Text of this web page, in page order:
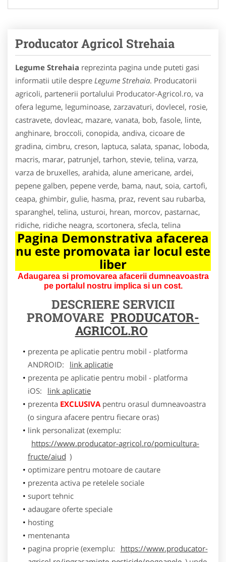
Producator Agricol Strehaia
Legume Strehaia reprezinta pagina unde puteti gasi
informatii utile despre Legume Strehaia. Producatorii
agricoli, partenerii portalului Producator-Agricol.ro, va
ofera legume, leguminoase, zarzavaturi, dovlecel, rosie,
castravete, dovleac, mazare, vanata, bob, fasole, linte,
anghinare, broccoli, conopida, andiva, cicoare de
gradina, cimbru, creson, laptuca, salata, spanac, loboda,
macris, marar, patrunjel, tarhon, stevie, telina, varza,
varza de bruxelles, arahida, alune americane, ardei,
pepene galben, pepene verde, bama, naut, soia, cartofi,
ceapa, ghimbir, gulie, hasma, praz, revent sau rubarba,
sparanghel, telina, usturoi, hrean, morcov, pastarnac,
ridiche, ridiche neagra, scortonera, sfecla, telina
Pagina Demonstrativa afacerea
nu este promovata iar locul este
liber
Adaugarea si promovarea afacerii dumneavoastra
pe portalul nostru implica si un cost.
DESCRIERE SERVICII
PROMOVARE PRODUCATOR-
AGRICOL.RO
prezenta pe aplicatie pentru mobil - platforma
ANDROID:
link aplicatie
prezenta pe aplicatie pentru mobil - platforma
iOS:
link aplicatie
prezenta EXCLUSIVApentru orasul dumneavoastra
(o singura afacere pentru fiecare oras)
link personalizat (exemplu:
https://www.producator-agricol.ro/pomicultura-
fructe/aiud )
optimizare pentru motoare de cautare
prezenta activa pe retelele sociale
suport tehnic
adaugare oferte speciale
hosting
mentenanta
pagina proprie (exemplu:
https://www.producator-